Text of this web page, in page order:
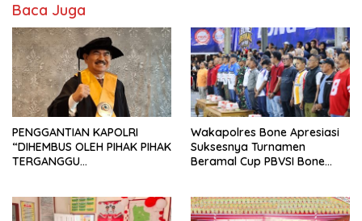
Baca Juga
PENGGANTIAN KAPOLRI
“DIHEMBUS OLEH PIHAK PIHAK
TERGANGGU
Wakapolres Bone Apresiasi
Suksesnya Turnamen
Beramal Cup PBVSI Bone